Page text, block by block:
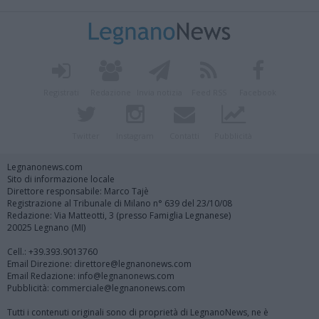
Legnanonews.com
Sito di informazione locale
Direttore responsabile: Marco Tajè
Registrazione al Tribunale di Milano n° 639 del 23/10/08
Redazione: Via Matteotti, 3 (presso Famiglia Legnanese)
20025 Legnano (MI)
Cell.: +39.393.9013760
Email Direzione: direttore@legnanonews.com
Email Redazione: info@legnanonews.com
Pubblicità: commerciale@legnanonews.com
Tutti i contenuti originali sono di proprietà di LegnanoNews, ne è